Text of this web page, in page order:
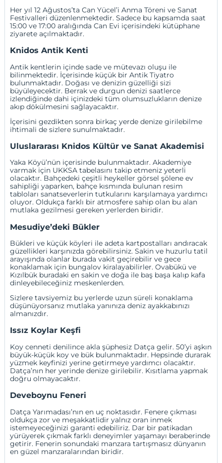
Her yıl 12 Ağustos’ta Can Yücel’i Anma Töreni ve Sanat
Festivalleri düzenlenmektedir. Sadece bu kapsamda saat
15:00 ve 17:00 aralığında Can Evi içerisindeki kütüphane
ziyarete açılmaktadır.
Knidos Antik Kenti
Antik kentlerin içinde sade ve mütevazı oluşu ile
bilinmektedir. İçerisinde küçük bir Antik Tiyatro
bulunmaktadır. Doğası ve denizin güzelliği sizi
büyüleyecektir. Berrak ve durgun denizi saatlerce
izlendiğinde dahi içinizdeki tüm olumsuzlukların denize
akıp dökülmesini sağlayacaktır.
İçerisini gezdikten sonra birkaç yerde denize girilebilme
ihtimali de sizlere sunulmaktadır.
Uluslararası Knidos Kültür ve Sanat Akademisi
Yaka Köyü’nün içerisinde bulunmaktadır. Akademiye
varmak için UKKSA tabelasını takip etmeniz yeterli
olacaktır. Bahçedeki çeşitli heykeller görsel şölene ev
sahipliği yaparken, bahçe kısmında bulunan resim
tabloları sanatseverlerin tutkularını karşılamaya yardımcı
oluyor. Oldukça farklı bir atmosfere sahip olan bu alan
mutlaka gezilmesi gereken yerlerden biridir.
Mesudiye’deki Bükler
Bükleri ve küçük köyleri ile adeta kartpostalları andıracak
güzellikleri karşınızda görebilirsiniz. Sakin ve huzurlu tatil
arayışında olanlar burada vakit geçirebilir ve gece
konaklamak için bungalov kiralayabilirler. Ovabükü ve
Kızılbük buradaki en sakin ve doğa ile baş başa kalıp kafa
dinleyebileceğiniz meskenlerden.
Sizlere tavsiyemiz bu yerlerde uzun süreli konaklama
düşünüyorsanız mutlaka yanınıza deniz ayakkabınızı
almanızdır.
Issız Koylar Keşfi
Koy cenneti denilince akla şüphesiz Datça gelir. 50’yi aşkın
büyük-küçük koy ve bük bulunmaktadır. Hepsinde durarak
yüzmek keyfinizi yerine getirmeye yardımcı olacaktır.
Datça’nın her yerinde denize girilebilir. Kısıtlama yapmak
doğru olmayacaktır.
Deveboynu Feneri
Datça Yarımadası’nın en uç noktasıdır. Fenere çıkması
oldukça zor ve meşakkatlidir yalnız oran inmek
istemeyeceğinizi garanti edebiliriz. Dar bir patikadan
yürüyerek çıkmak farklı deneyimler yaşamayı beraberinde
getirir. Fenerin sonundaki manzara tartışmasız dünyanın
en güzel manzaralarından biridir.